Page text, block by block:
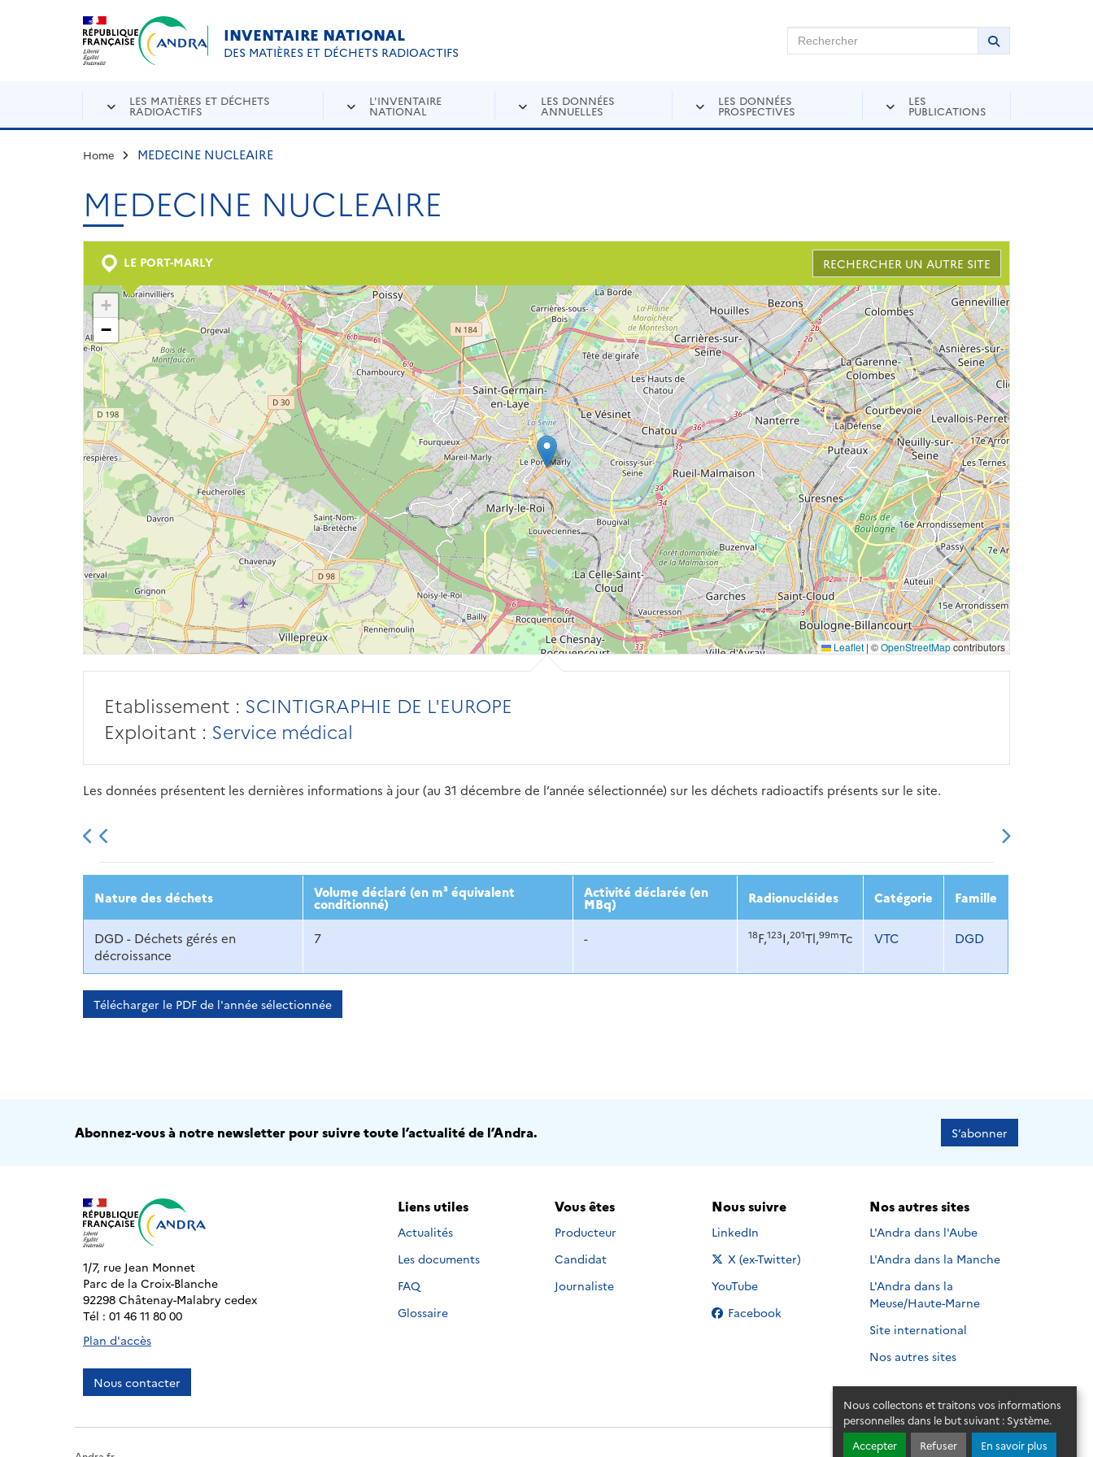
Nous collectons et traitons vos informations
personnelles dans le but suivant : Système.
Accepter
Refuser En savoir plus
Aller au contenu principal
INVENTAIRE NATIONAL
DES MATIÈRES ET DÉCHETS RADIOACTIFS
Rechercher sur Andra Inventaire Rechercher
Lancer la
LES MATIÈRES ET DÉCHETS
RADIOACTIFS
L'INVENTAIRE
NATIONAL
LES DONNÉES
ANNUELLES
LES DONNÉES
PROSPECTIVES
LES
PUBLICATIONS
Home MEDECINE NUCLEAIRE
MEDECINE NUCLEAIRE
LE PORT-MARLY RECHERCHER UN AUTRE SITE
+
−
Leaflet | ©OpenStreetMapcontributors
Etablissement : SCINTIGRAPHIE DE L'EUROPE
Exploitant : Service médical
Les données présentent les dernières informations à jour (au 31 décembre de l’année sélectionnée) sur les déchets radioactifs présents sur le site.
2013 2014 2015 2016 2017 2018 2019 2020 2021 2022 2023
Nature des déchets Volume déclaré (en m³ équivalent
conditionné)
Activité déclarée (en
MBq) Radionucléides Catégorie Famille
DGD - Déchets gérés en
décroissance
7 - 18F,123I,201Tl,99mTc VTC DGD
Télécharger le PDF de l'année sélectionnée
Abonnez-vous à notre newsletter pour suivre toute l’actualité de l’Andra. S’abonner
1/7, rue Jean Monnet
Parc de la Croix-Blanche
92298 Châtenay-Malabry cedex
Tél : 01 46 11 80 00
Plan d'accès
Nous contacter
Liens utiles
Actualités
Les documents
FAQ
Glossaire
Vous êtes
Producteur
Candidat
Journaliste
Nous suivre
Nous suivre sur
LinkedIn
Nous suivre sur
X (ex-Twitter)
Nous suivre sur
YouTube
Nous suivre sur
Facebook
Nos autres sites
L'Andra dans l'Aube
L'Andra dans la Manche
L'Andra dans la
Meuse/Haute-Marne
Site international
Nos autres sites